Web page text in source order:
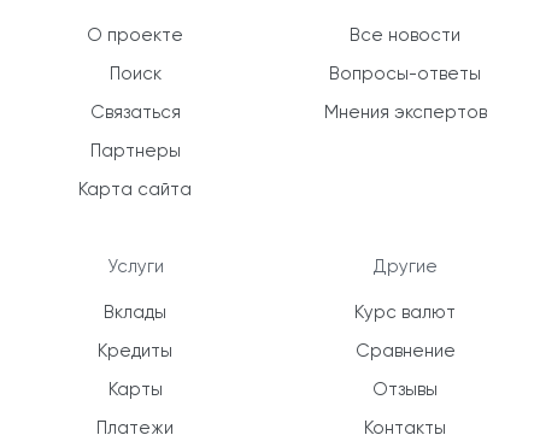
О проекте
Поиск
Связаться
Партнеры
Карта сайта
Услуги
Вклады
Кредиты
Карты
Платежи
Все новости
Вопросы-ответы
Мнения экспертов
Другие
Курс валют
Сравнение
Отзывы
Контакты